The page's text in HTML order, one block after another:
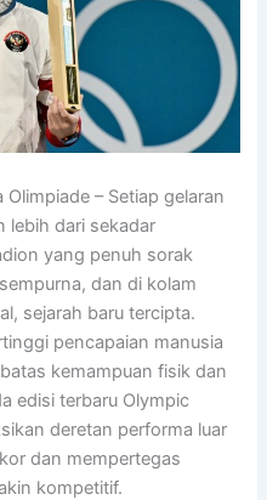
Olimpiade – Setiap gelaran
lebih dari sekadar
yang penuh sorak
dan di kolam
sejarah baru tercipta.
pencapaian manusia
kemampuan fisik dan
edisi terbaru Olympic
deretan performa luar
dan mempertegas
kompetitif.